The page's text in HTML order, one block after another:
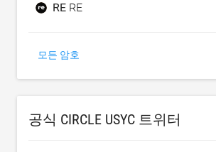
RE RE
모든 암호
공식 CIRCLE USYC 트위터